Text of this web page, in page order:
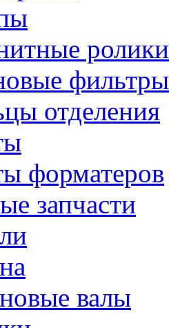
ролики
фильтры
отделения
форматеров
запчасти
валы